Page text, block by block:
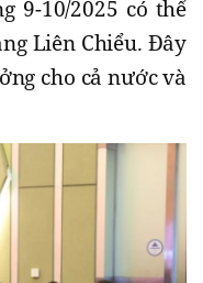
9-10/2025 có thể
Liên Chiểu. Đây
cho cả nước và